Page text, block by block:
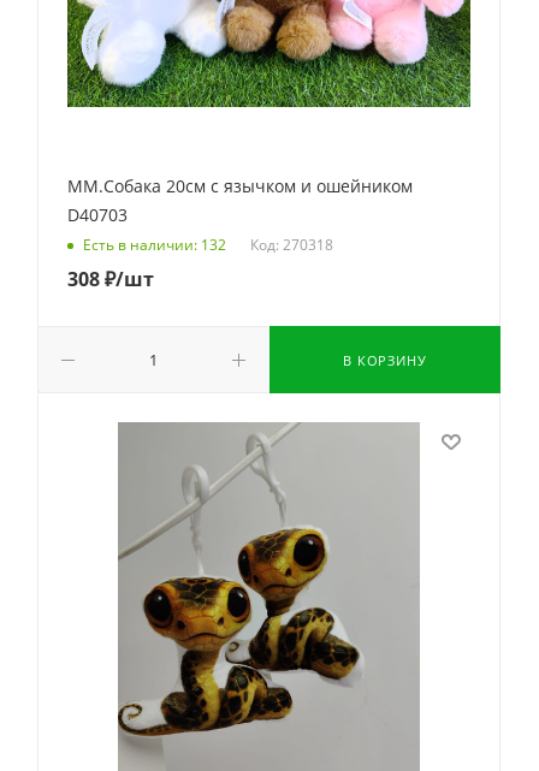
ММ.Собака 20см с язычком и ошейником
D40703
Есть в наличии: 132 Код: 270318
308₽/шт
В КОРЗИНУ